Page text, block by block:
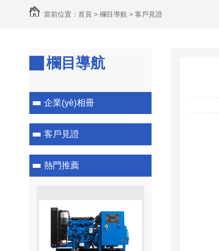
當前位置： 首頁 > 欄目導航 > 客戶見證
欄目導航
企業(yè)相冊
客戶見證
熱門推薦